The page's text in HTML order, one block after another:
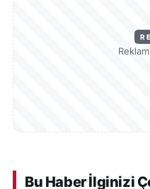
Bu Haber İlginizi